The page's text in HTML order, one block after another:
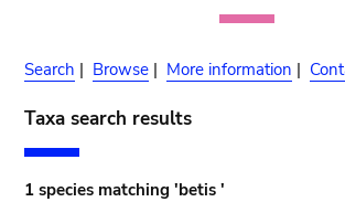
Search | Browse | More information |
Taxa search results
1 species matching 'betis '